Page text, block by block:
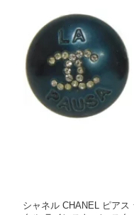
シャネル CHANEL ピア